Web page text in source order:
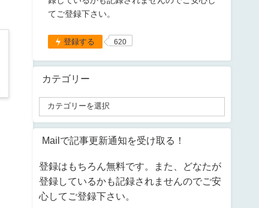
てご登録下さい。
登録する 620
カテゴリー
Mailで記事更新通知を受け取る！
登録はもちろん無料です。また、どなたが
登録しているかも記録されませんのでご安
心してご登録下さい。